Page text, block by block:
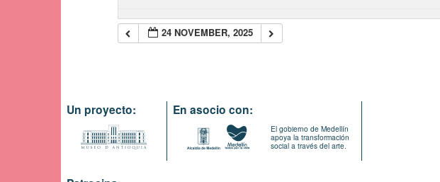
24 NOVEMBER, 2025
Un proyecto: En asocio con:
El gobierno de Medellín
apoya la transformación
social a través del arte.